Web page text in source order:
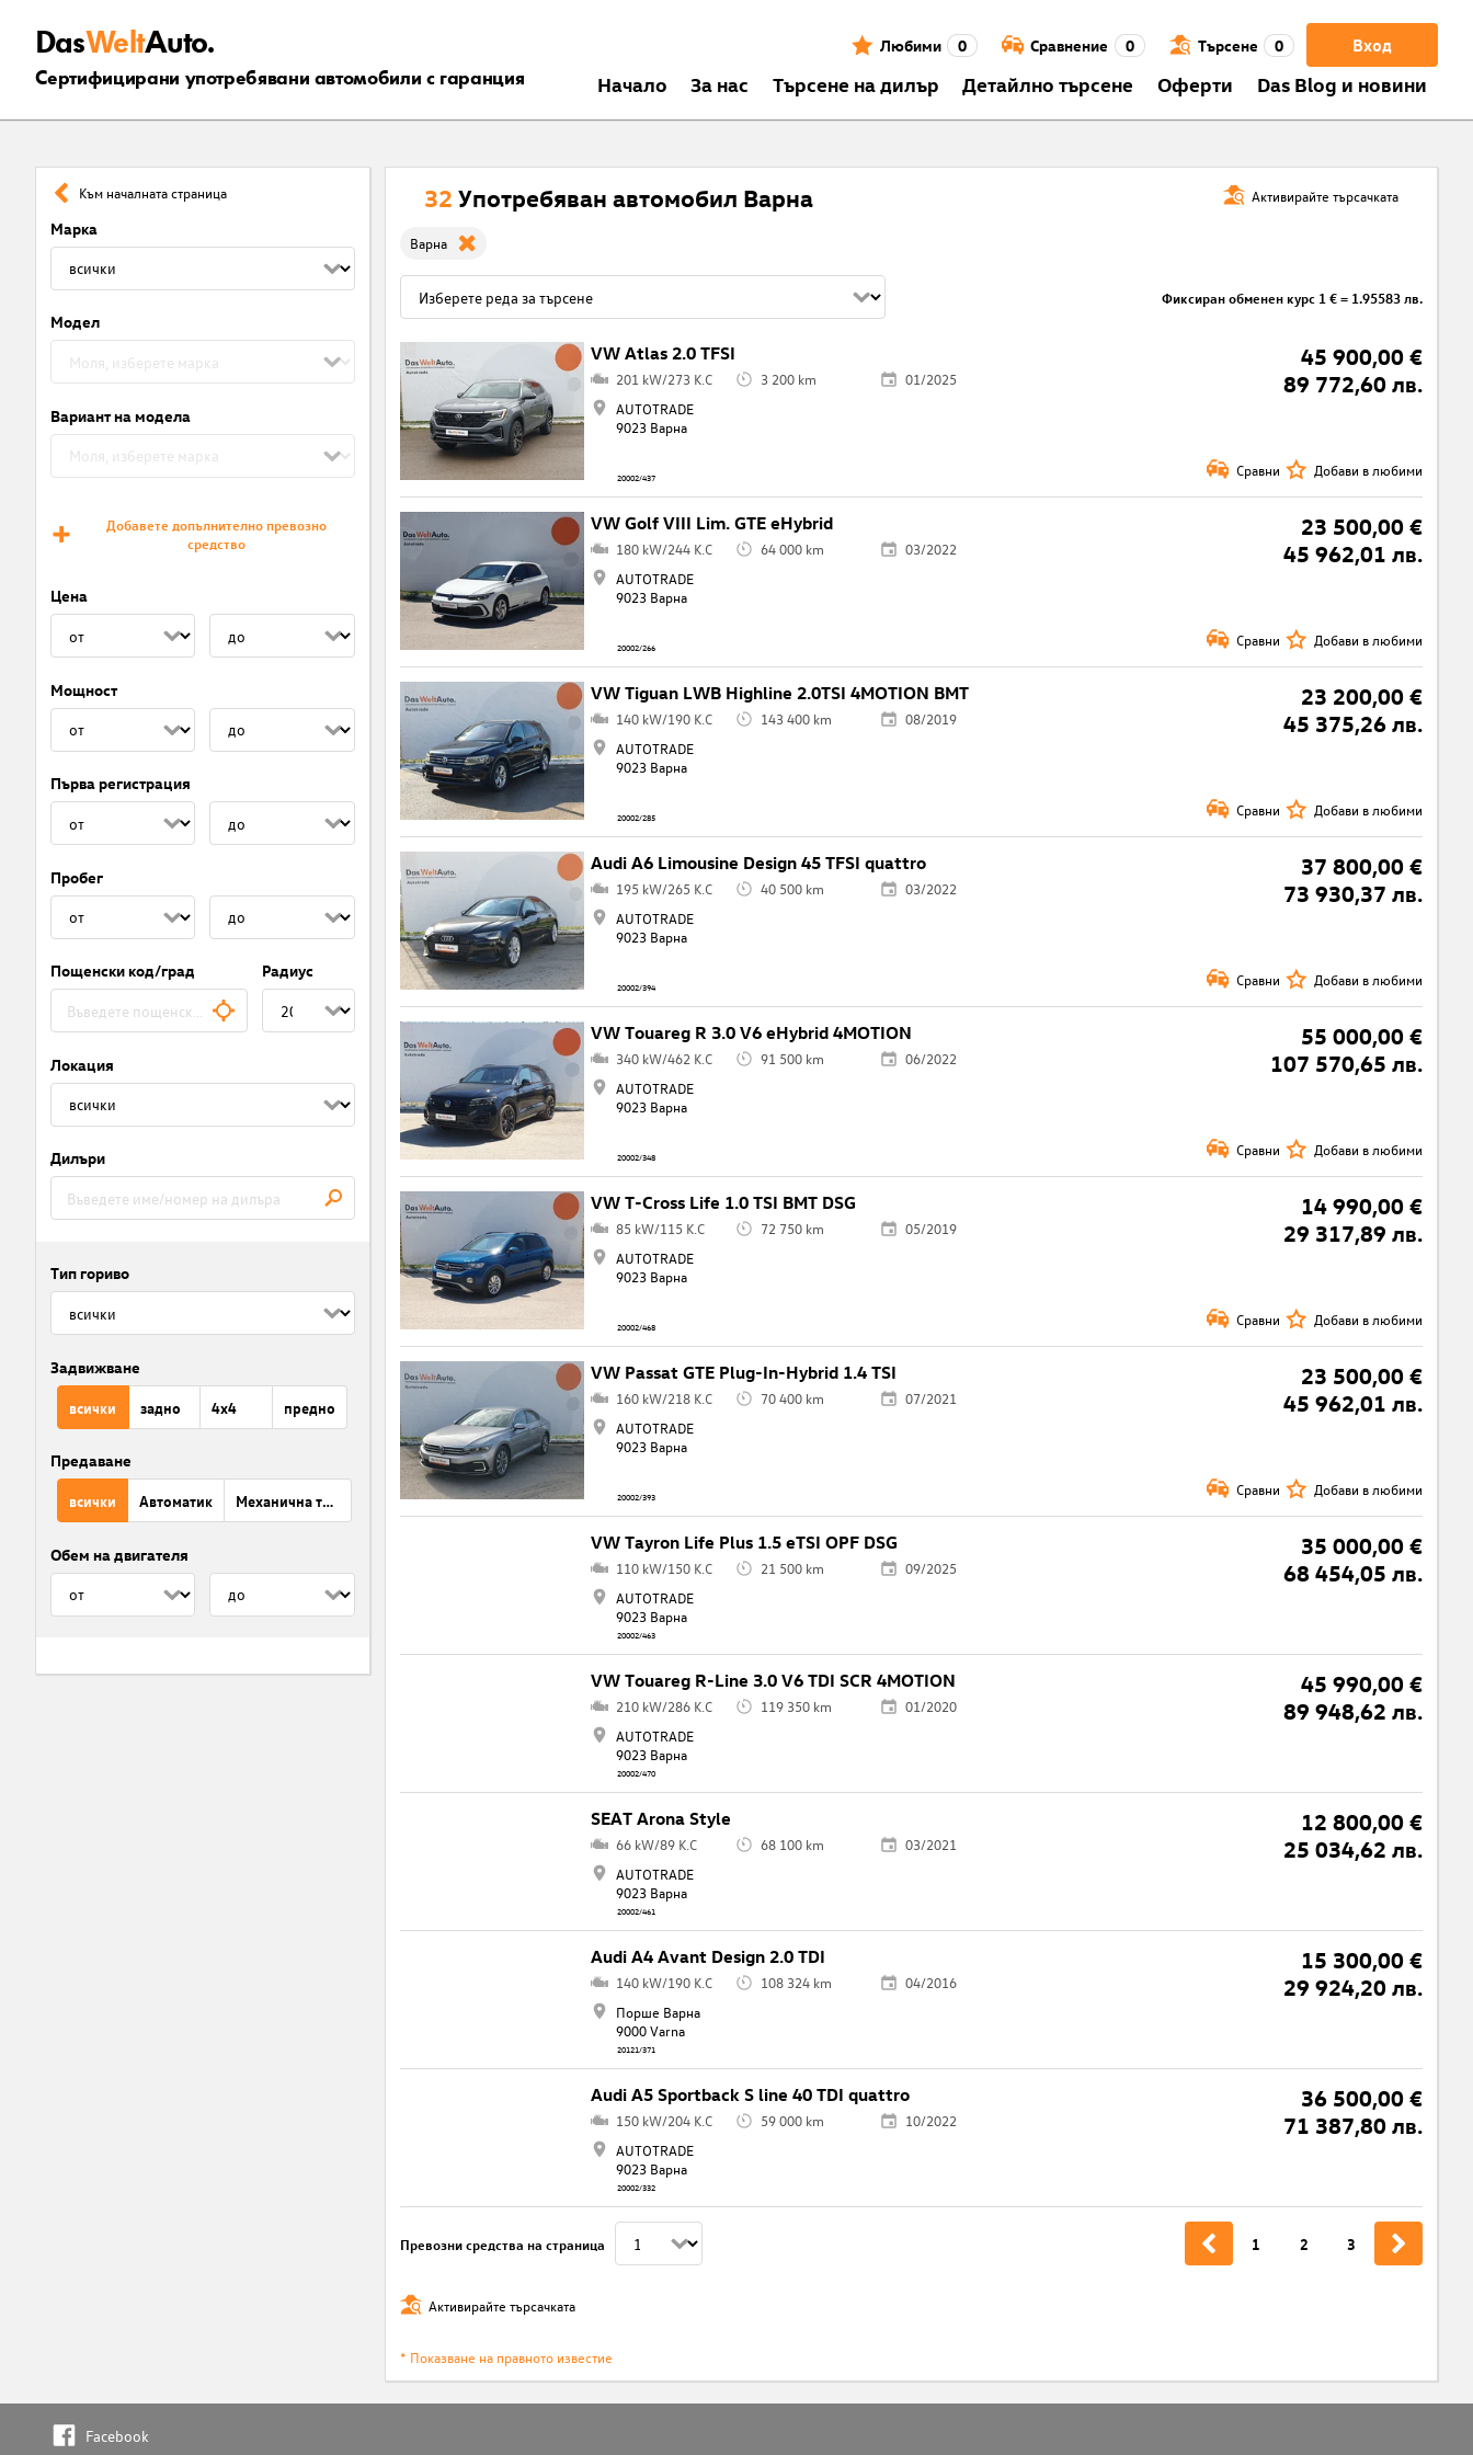
DasWeltAuto.
Сертифицирани употребявани автомобили с гаранция
Вход
Любими 0 Сравнение 0 Търсене 0
Началo За нас Търсене на дилър Детайлно търсене Оферти Das Blog и новини
Към началната страница
Марка
Модел
Вариант на модела
Добавете допълнително превозно
средство
Цена
Мощност
Първа регистрация
Пробег
Пощенски код/град Радиус
Локация
Дилъри
Тип гориво
Задвижване
всички задно 4x4 предно
Предаване
всички Автоматик Механична трансмисия
Обем на двигателя
Активирайте търсачката
32 Употребяван автомобил Варна
Варна
Фиксиран обменен курс 1 € = 1.95583 лв.
VW Atlas 2.0 TFSI
45 900,00 €
89 772,60 лв.
201 kW/273 K.C 3 200 km
01/2025
AUTOTRADE
9023 Варна
20002/437 Сравни Добави в любими
VW Golf VIII Lim. GTE eHybrid
23 500,00 €
45 962,01 лв.
180 kW/244 K.C 64 000 km
03/2022
AUTOTRADE
9023 Варна
20002/266 Сравни Добави в любими
VW Tiguan LWB Highline 2.0TSI 4MOTION BMT
23 200,00 €
45 375,26 лв.
140 kW/190 K.C 143 400 km
08/2019
AUTOTRADE
9023 Варна
20002/285 Сравни Добави в любими
Audi A6 Limousine Design 45 TFSI quattro
37 800,00 €
73 930,37 лв.
195 kW/265 K.C 40 500 km
03/2022
AUTOTRADE
9023 Варна
20002/394 Сравни Добави в любими
VW Touareg R 3.0 V6 eHybrid 4MOTION
55 000,00 €
107 570,65 лв.
340 kW/462 K.C 91 500 km
06/2022
AUTOTRADE
9023 Варна
20002/348 Сравни Добави в любими
VW T-Cross Life 1.0 TSI BMT DSG
14 990,00 €
29 317,89 лв.
85 kW/115 K.C 72 750 km
05/2019
AUTOTRADE
9023 Варна
20002/468 Сравни Добави в любими
VW Passat GTE Plug-In-Hybrid 1.4 TSI
23 500,00 €
45 962,01 лв.
160 kW/218 K.C 70 400 km
07/2021
AUTOTRADE
9023 Варна
20002/393 Сравни Добави в любими
VW Tayron Life Plus 1.5 eTSI OPF DSG
35 000,00 €
68 454,05 лв.
110 kW/150 K.C 21 500 km
09/2025
AUTOTRADE
9023 Варна
20002/463
VW Touareg R-Line 3.0 V6 TDI SCR 4MOTION
45 990,00 €
89 948,62 лв.
210 kW/286 K.C 119 350 km
01/2020
AUTOTRADE
9023 Варна
20002/470
SEAT Arona Style
12 800,00 €
25 034,62 лв.
66 kW/89 K.C 68 100 km
03/2021
AUTOTRADE
9023 Варна
20002/461
Audi A4 Avant Design 2.0 TDI
15 300,00 €
29 924,20 лв.
140 kW/190 K.C 108 324 km
04/2016
Порше Варна
9000 Varna
20121/371
Audi A5 Sportback S line 40 TDI quattro
36 500,00 €
71 387,80 лв.
150 kW/204 K.C 59 000 km
10/2022
AUTOTRADE
9023 Варна
20002/332
Превозни средства на страница 1 2 3
Активирайте търсачката
* Показване на правното известие
Facebook